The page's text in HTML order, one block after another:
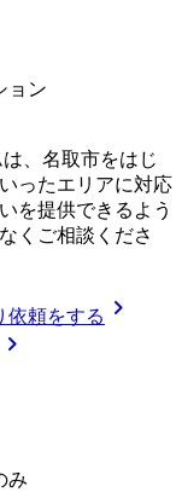
ョン
、名取市をはじ
ったエリアに対応
を提供できるよう
くご相談くださ
依頼をする chevron_right
chevron_right
み